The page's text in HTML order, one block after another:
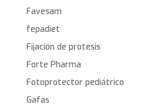
Favesam
fepadiet
Fijación de protesis
Forte Pharma
Fotoprotector pediátrico
Gafas